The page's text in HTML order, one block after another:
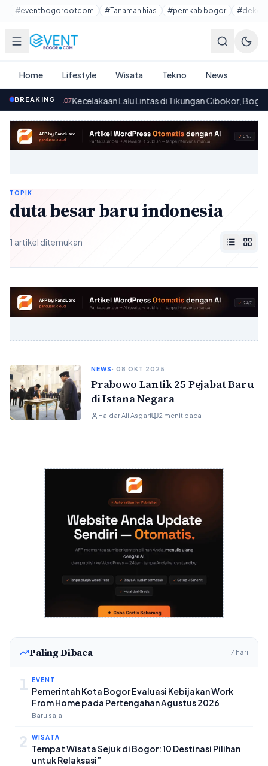
Lewati ke konten utama
#eventbogordotcom #Tanaman hias #pemkab bogor
Home Lifestyle Wisata Tekno News
BREAKING
· 21.07Kecelakaan Lalu Lintas di Tikungan Cibokor, Bogor
TOPIK
duta besar baru indonesia
1 artikel ditemukan
NEWS· 08 OKT 2025
Prabowo Lantik 25 Pejabat Baru
di Istana Negara
Haidar Ali Asgari 2 menit baca
Paling Dibaca 7 hari
1 EVENT
Pemerintah Kota Bogor Evaluasi Kebijakan Work
From Home pada Pertengahan Agustus 2026
Baru saja
2 WISATA
Tempat Wisata Sejuk di Bogor: 10 Destinasi Pilihan
untuk Relaksasi”